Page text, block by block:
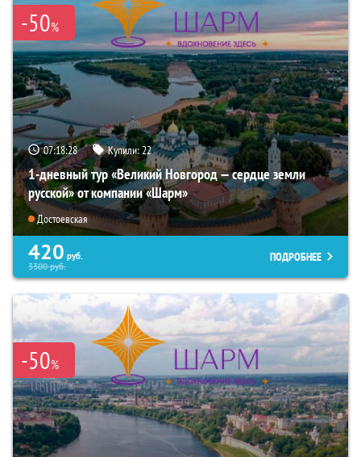
-50%
07:18:26 Купили:22
1-дневный тур «Великий Новгород — сердце земли
русской» от компании «Шарм»
Достоевская
420 руб.
3300руб.
ПОДРОБНЕЕ
-50%